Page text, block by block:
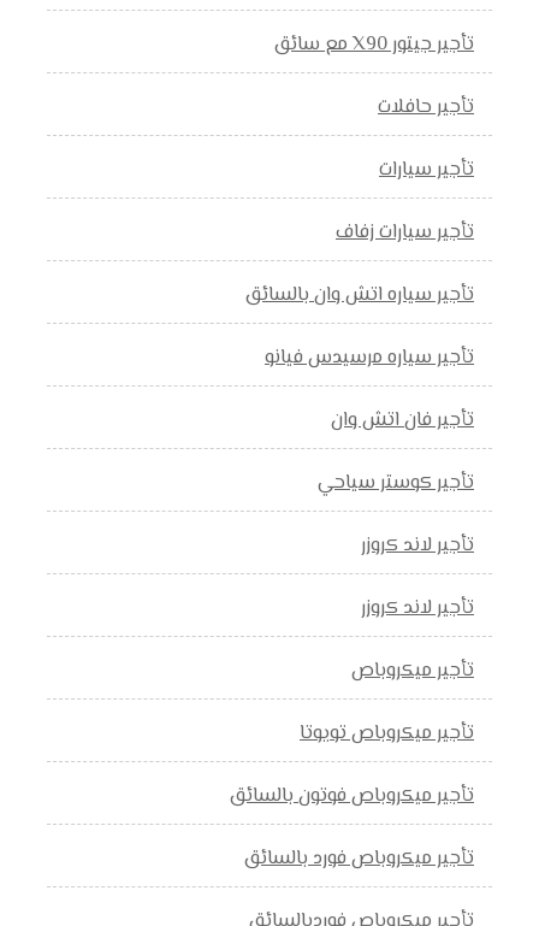
تأجير جيتور X90 مع سائق
تأجير حافلات
تأجير سيارات
تأجير سيارات زفاف
تأجير سياره اتش وان بالسائق
تأجير سياره مرسيدس فيانو
تأجير فان اتش وان
تأجير كوستر سياحي
تأجير لاند كروزر
تأجير لاند كروزر
تأجير ميكروباص
تأجير ميكروباص تويوتا
تأجير ميكروباص فوتون بالسائق
تأجير ميكروباص فورد بالسائق